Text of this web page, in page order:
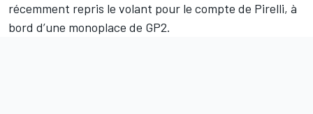
récemment repris le volant pour le compte de Pirelli, à
bord d’une monoplace de GP2.